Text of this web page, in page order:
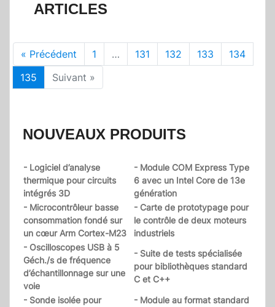
ARTICLES
« Précédent 1 … 131 132 133
134
135
Suivant »
NOUVEAUX PRODUITS
- Logiciel d’analyse
thermique pour circuits
intégrés 3D
- Module COM Express Type
6 avec un Intel Core de 13e
génération
- Microcontrôleur basse
consommation fondé sur
un cœur Arm Cortex-M23
- Carte de prototypage pour
le contrôle de deux moteurs
industriels
- Oscilloscopes USB à 5
Géch./s de fréquence
d’échantillonnage sur une
voie
- Suite de tests spécialisée
pour bibliothèques standard
C et C++
- Sonde isolée pour
- Module au format standard